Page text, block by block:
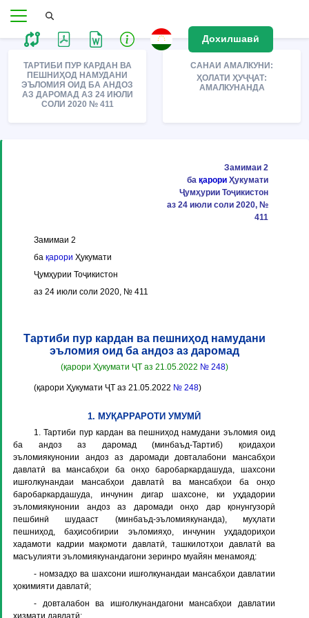
Дохилшавӣ
ТАРТИБИ ПУР КАРДАН ВА
ПЕШНИҲОД НАМУДАНИ
ЭЪЛОМИЯ ОИД БА АНДОЗ
АЗ ДАРОМАД АЗ 24 ИЮЛИ
СОЛИ 2020 № 411
САНАИ АМАЛКУНИ:
ҲОЛАТИ ҲУҶҶАТ:
АМАЛКУНАНДА
Замимаи 2
ба қарори Ҳукумати
Ҷумҳурии Тоҷикистон
аз 24 июли соли 2020, №
411
Замимаи 2
ба қарори Ҳукумати
Ҷумҳурии Тоҷикистон
аз 24 июли соли 2020, № 411
Тартиби пур кардан ва пешниҳод намудани
эъломия оид ба андоз аз даромад
(қарори Ҳукумати ҶТ аз 21.05.2022 № 248)
(қарори Ҳукумати ҶТ аз 21.05.2022 № 248)
1. МУҚАРРАРОТИ УМУМӢ
1. Тартиби пур кардан ва пешниҳод намудани эъломия оид
ба андоз аз даромад (минбаъд-Тартиб) қоидаҳои
эъломиякунонии андоз аз даромади довталабони мансабҳои
давлатӣ ва мансабҳои ба онҳо баробаркардашуда, шахсони
ишғолкунандаи мансабҳои давлатӣ ва мансабҳои ба онҳо
баробаркардашуда, инчунин дигар шахсоне, ки уҳдадории
эъломиякунонии андоз аз даромади онҳо дар қонунгузорӣ
пешбинӣ шудааст (минбаъд-эъломиякунанда), муҳлати
пешниҳод, баҳисобгирии эъломияҳо, инчунин уҳдадориҳои
хадамоти кадрии мақомоти давлатӣ, ташкилотҳои давлатӣ ва
масъулияти эъломиякунандагони зеринро муайян менамояд:
- номзадҳо ва шахсони ишғолкунандаи мансабҳои давлатии
ҳокимияти давлатӣ;
- довталабон ва ишғолкунандагони мансабҳои давлатии
хизмати давлатӣ;